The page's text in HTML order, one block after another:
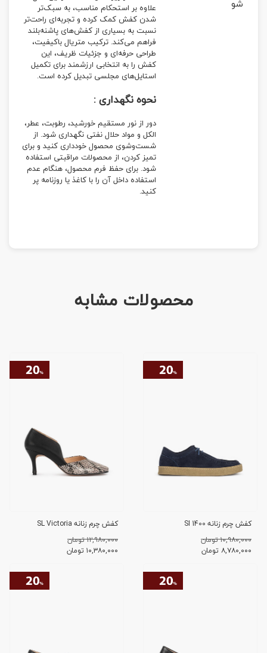
شو
علاوه بر استحکام مناسب، به سبک‌تر
شدن کفش کمک کرده و تجربه‌ای راحت‌تر
نسبت به بسیاری از کفش‌های پاشنه‌بلند
فراهم می‌کند. ترکیب متریال باکیفیت،
طراحی حرفه‌ای و جزئیات ظریف، این
کفش را به انتخابی ارزشمند برای تکمیل
استایل‌های مجلسی تبدیل کرده است.
نحوه نگهداری :
دور از نور مستقیم خورشید، رطوبت، عطر،
الکل و مواد حلال نفتی نگهداری شود. از
شست‌وشوی محصول خودداری کنید و برای
تمیز کردن، از محصولات مراقبتی استفاده
شود. برای حفظ فرم محصول، هنگام عدم
استفاده داخل آن را با کاغذ یا روزنامه پر
کنید.
محصولات مشابه
کفش چرم زنانه SI 1400
۱۰,۹۸۰,۰۰۰ تومان
۸,۷۸۰,۰۰۰ تومان
کفش چرم زنانه SL Victoria
۱۲,۹۸۰,۰۰۰ تومان
۱۰,۳۸۰,۰۰۰ تومان